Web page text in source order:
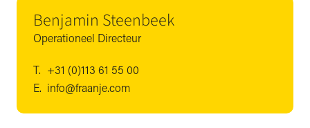
Benjamin Steenbeek
Operationeel Directeur
T. +31 (0)113 61 55 00
E. info@fraanje.com